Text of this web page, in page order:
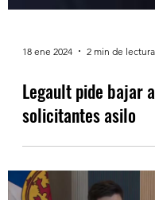
18 ene 2024 2 min de lectura